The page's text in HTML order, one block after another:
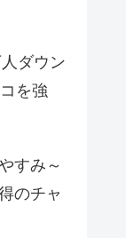
ダウン
を強
すみ～
のチャ